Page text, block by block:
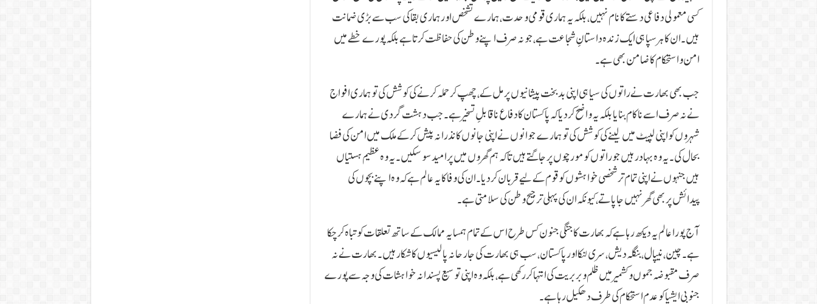
کسی معمولی دفاعی دستے کا نام نہیں، بلکہ یہ ہماری قومی وحدت، ہمارے تشخص اور ہماری بقا کی سب سے بڑی ضمانت
ہیں۔ ان کا ہر سپاہی ایک زندہ داستانِ شجاعت ہے، جو نہ صرف اپنے وطن کی حفاظت کرتا ہے بلکہ پورے خطے میں
امن و استحکام کا ضامن بھی ہے۔
جب بھی بھارت نے راتوں کی سیاہی اپنی بدبخت پیشانیوں پر مل کے، چھپ کر حملہ کرنے کی کوشش کی تو ہماری افواج
نے نہ صرف اسے ناکام بنایا بلکہ یہ واضح کر دیا کہ پاکستان کا دفاع ناقابلِ تسخیر ہے۔ جب دہشت گردی نے ہمارے
شہروں کو اپنی لپیٹ میں لینے کی کوشش کی تو ہمارے جوانوں نے اپنی جانوں کا نذرانہ پیش کرکے ملک میں امن کی فضا
بحال کی۔ یہ وہ بہادر ہیں جو راتوں کو مورچوں پر جاگتے ہیں تاکہ ہم گھروں میں پرامید سو سکیں۔ یہ وہ عظیم ہستیاں
ہیں جنہوں نے اپنی تمام تر شخصی خواہشوں کو قوم کے لیے قربان کر دیا۔ ان کی وفا کا یہ عالم ہے کہ وہ اپنے بچوں کی
پیدائش پر بھی گھر نہیں جا پاتے، کیونکہ ان کی پہلی ترجیح وطن کی سلامتی ہے۔
آج پورا عالم یہ دیکھ رہا ہے کہ بھارت کا جنگی جنون کس طرح اس کے تمام ہمسایہ ممالک کے ساتھ تعلقات کو تباہ کر چکا
ہے۔ چین، نیپال، بنگلہ دیش، سری لنکا اور پاکستان، سب ہی بھارت کی جارحانہ پالیسیوں کا شکار ہیں۔ بھارت نے نہ
صرف مقبوضہ جموں و کشمیر میں ظلم و بربریت کی انتہا کر رکھی ہے، بلکہ وہ اپنی توسیع پسندانہ خواہشات کی وجہ سے پورے
جنوبی ایشیا کو عدم استحکام کی طرف دھکیل رہا ہے۔